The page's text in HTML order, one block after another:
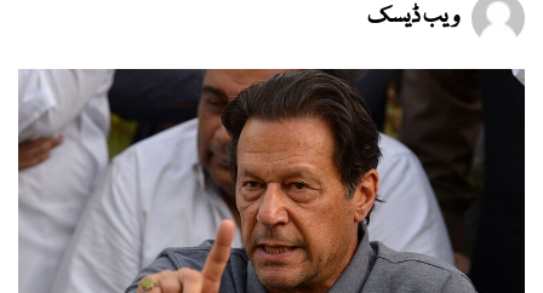
ویب ڈیسک